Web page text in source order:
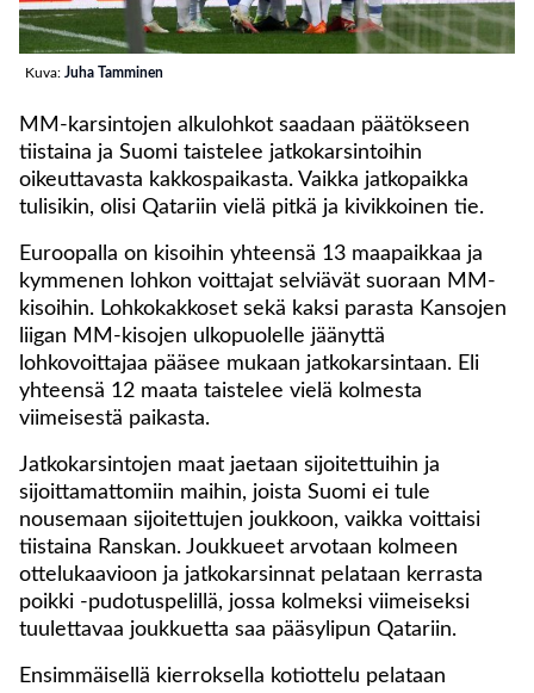
Kuva: Juha Tamminen
MM-karsintojen alkulohkot saadaan päätökseen
tiistaina ja Suomi taistelee jatkokarsintoihin
oikeuttavasta kakkospaikasta. Vaikka jatkopaikka
tulisikin, olisi Qatariin vielä pitkä ja kivikkoinen tie.
Euroopalla on kisoihin yhteensä 13 maapaikkaa ja
kymmenen lohkon voittajat selviävät suoraan MM-
kisoihin. Lohkokakkoset sekä kaksi parasta Kansojen
liigan MM-kisojen ulkopuolelle jäänyttä
lohkovoittajaa pääsee mukaan jatkokarsintaan. Eli
yhteensä 12 maata taistelee vielä kolmesta
viimeisestä paikasta.
Jatkokarsintojen maat jaetaan sijoitettuihin ja
sijoittamattomiin maihin, joista Suomi ei tule
nousemaan sijoitettujen joukkoon, vaikka voittaisi
tiistaina Ranskan. Joukkueet arvotaan kolmeen
ottelukaavioon ja jatkokarsinnat pelataan kerrasta
poikki -pudotuspelillä, jossa kolmeksi viimeiseksi
tuulettavaa joukkuetta saa pääsylipun Qatariin.
Ensimmäisellä kierroksella kotiottelu pelataan